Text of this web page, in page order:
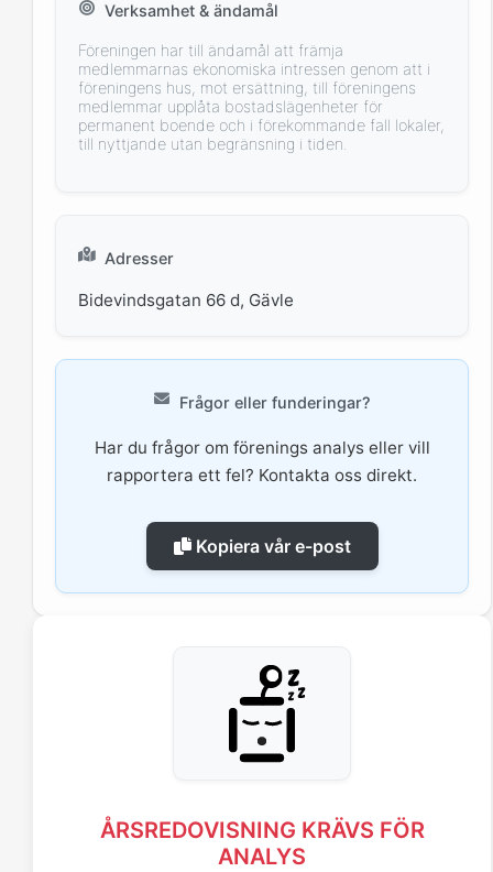
Verksamhet & ändamål
Föreningen har till ändamål att främja
medlemmarnas ekonomiska intressen genom att i
föreningens hus, mot ersättning, till föreningens
medlemmar upplåta bostadslägenheter för
permanent boende och i förekommande fall lokaler,
till nyttjande utan begränsning i tiden.
Adresser
Bidevindsgatan 66 d, Gävle
Frågor eller funderingar?
Har du frågor om förenings analys eller vill
rapportera ett fel? Kontakta oss direkt.
Kopiera vår e-post
ÅRSREDOVISNING KRÄVS FÖR
ANALYS